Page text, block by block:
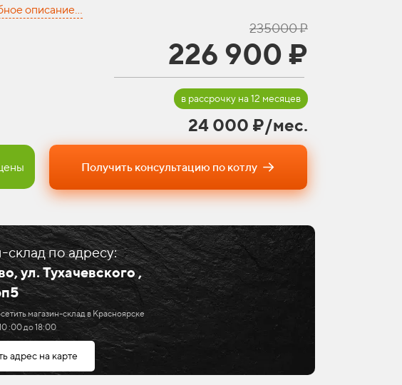
описание...
235000 ₽
226 900 ₽
в рассрочку на 12 месяцев
24 000 ₽/мес.
Получить консультацию по котлу
склад по адресу:
ул. Тухачевского ,
магазин-склад в Красноярске
:00 до 18:00
адрес на карте